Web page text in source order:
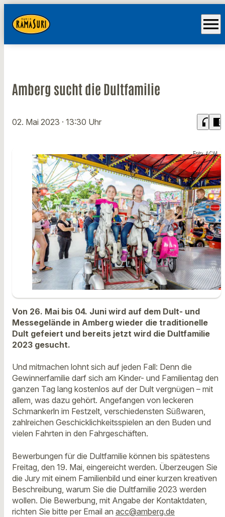
menu
Amberg sucht die Dultfamilie
02. Mai 2023 · 13:30 Uhr headphones chrome_reader_mode
Foto: ACM
Von 26. Mai bis 04. Juni wird auf dem Dult- und
Messegelände in Amberg wieder die traditionelle
Dult gefeiert und bereits jetzt wird die Dultfamilie
2023 gesucht.
Und mitmachen lohnt sich auf jeden Fall: Denn die
Gewinnerfamilie darf sich am Kinder- und Familientag den
ganzen Tag lang kostenlos auf der Dult vergnügen – mit
allem, was dazu gehört. Angefangen von leckeren
Schmankerln im Festzelt, verschiedensten Süßwaren,
zahlreichen Geschicklichkeitsspielen an den Buden und
vielen Fahrten in den Fahrgeschäften.
Bewerbungen für die Dultfamilie können bis spätestens
Freitag, den 19. Mai, eingereicht werden. Überzeugen Sie
die Jury mit einem Familienbild und einer kurzen kreativen
Beschreibung, warum Sie die Dultfamilie 2023 werden
wollen. Die Bewerbung, mit Angabe der Kontaktdaten,
richten Sie bitte per Email an acc@amberg.de